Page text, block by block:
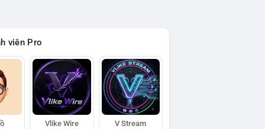
viên Pro
Vlike Wire V Stream